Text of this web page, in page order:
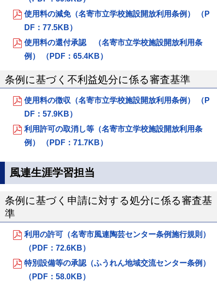
使用料の減免（名寄市立学校施設開放利用条例） （P
DF：77.5KB）
使用料の還付承認 （名寄市立学校施設開放利用条
例） （PDF：65.4KB）
条例に基づく不利益処分に係る審査基準
使用料の徴収（名寄市立学校施設開放利用条例） （P
DF：57.9KB）
利用許可の取消し等（名寄市立学校施設開放利用条
例） （PDF：71.7KB）
風連生涯学習担当
条例に基づく申請に対する処分に係る審査基
準
利用の許可（名寄市風連陶芸センター条例施行規則）
（PDF：72.6KB）
特別設備等の承認（ふうれん地域交流センター条例）
（PDF：58.0KB）